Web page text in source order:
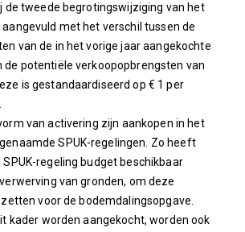
de tweede begrotingswijziging van het
met het verschil tussen de
van de in het vorige jaar aangekochte
de potentiële verkoopopbrengsten van
is gestandaardiseerd op € 1 per
van activering zijn aankopen in het
SPUK-regelingen. Zo heeft
SPUK-regeling budget beschikbaar
van gronden, om deze
voor de bodemdalingsopgave.
kader worden aangekocht, worden ook